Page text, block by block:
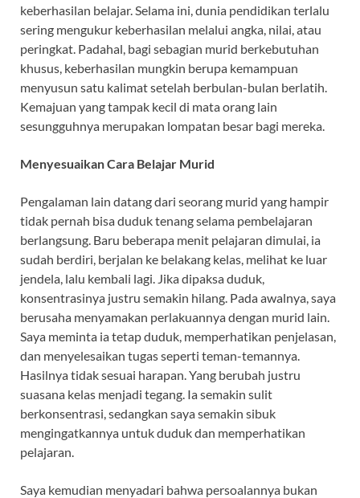
keberhasilan belajar. Selama ini, dunia pendidikan terlalu
sering mengukur keberhasilan melalui angka, nilai, atau
peringkat. Padahal, bagi sebagian murid berkebutuhan
khusus, keberhasilan mungkin berupa kemampuan
menyusun satu kalimat setelah berbulan-bulan berlatih.
Kemajuan yang tampak kecil di mata orang lain
sesungguhnya merupakan lompatan besar bagi mereka.
Menyesuaikan Cara Belajar Murid
Pengalaman lain datang dari seorang murid yang hampir
tidak pernah bisa duduk tenang selama pembelajaran
berlangsung. Baru beberapa menit pelajaran dimulai, ia
sudah berdiri, berjalan ke belakang kelas, melihat ke luar
jendela, lalu kembali lagi. Jika dipaksa duduk,
konsentrasinya justru semakin hilang. Pada awalnya, saya
berusaha menyamakan perlakuannya dengan murid lain.
Saya meminta ia tetap duduk, memperhatikan penjelasan,
dan menyelesaikan tugas seperti teman-temannya.
Hasilnya tidak sesuai harapan. Yang berubah justru
suasana kelas menjadi tegang. Ia semakin sulit
berkonsentrasi, sedangkan saya semakin sibuk
mengingatkannya untuk duduk dan memperhatikan
pelajaran.
Saya kemudian menyadari bahwa persoalannya bukan